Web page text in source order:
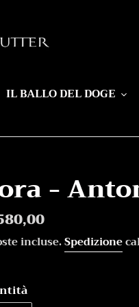
IL BALLO DEL DOGE
-
incluse.Spedizione